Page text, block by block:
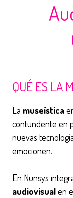
QUÉ ES LA
La museística
contundente en
nuevas
emocionen.
En Nunsys
audiovisualen